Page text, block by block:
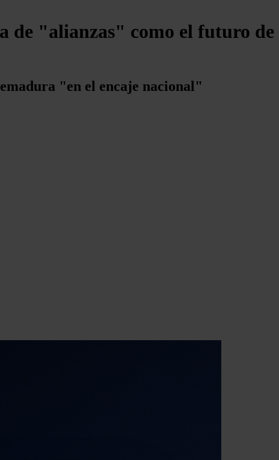
de "alianzas" como el futuro de
"en el encaje nacional"